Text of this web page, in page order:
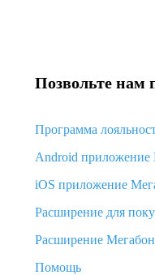
Позвольте нам
Программа
Android приложение
iOS приложение
Расширение для
Расширение
Помощь